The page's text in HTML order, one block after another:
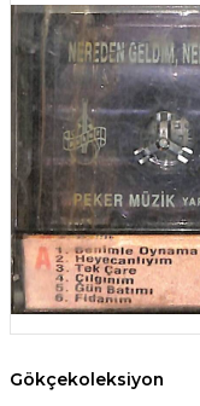
Gökçekoleksiyon